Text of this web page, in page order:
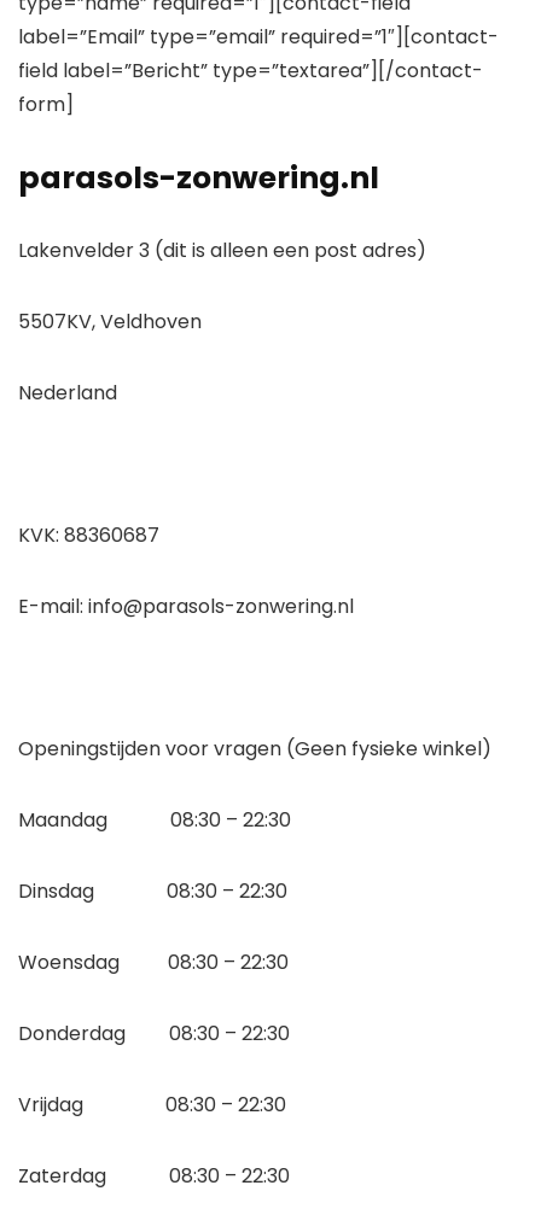
label=”Email” type=”email” required=”1″][contact-
field label=”Bericht” type=”textarea”][/contact-
form]
parasols-zonwering.nl
Lakenvelder 3 (dit is alleen een post adres)
5507KV, Veldhoven
Nederland
KVK: 88360687
E-mail: info@parasols-zonwering.nl
Openingstijden voor vragen (Geen fysieke winkel)
Maandag 08:30 – 22:30
Dinsdag 08:30 – 22:30
Woensdag 08:30 – 22:30
Donderdag 08:30 – 22:30
Vrijdag 08:30 – 22:30
Zaterdag 08:30 – 22:30